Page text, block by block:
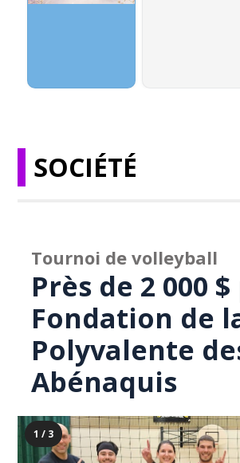
SOCIÉTÉ
Tournoi de volleyball
Près de 2 000
Fondation de
Polyvalente
Abénaquis
1 / 3